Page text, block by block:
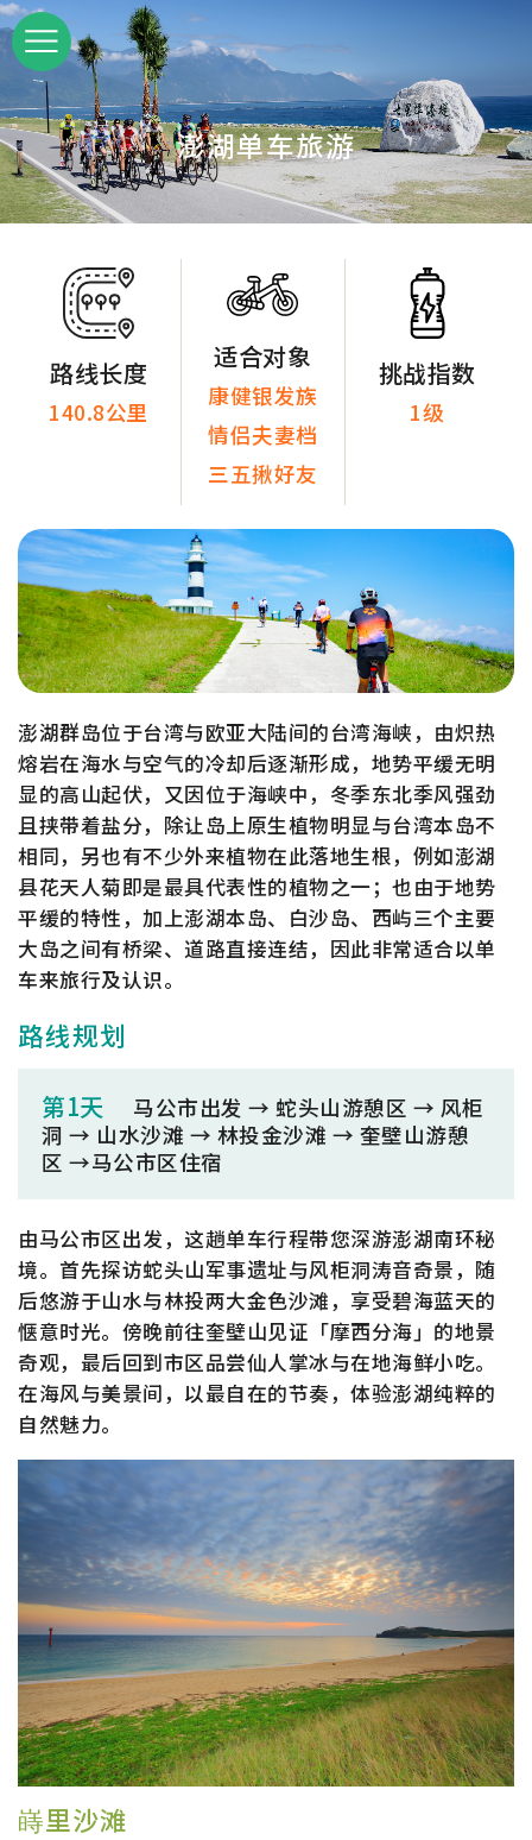
澎湖单车旅游
路线长度
140.8公里
适合对象
康健银发族
情侣夫妻档
三五揪好友
挑战指数
1级
澎湖群岛位于台湾与欧亚大陆间的台湾海峡，由炽热
熔岩在海水与空气的冷却后逐渐形成，地势平缓无明
显的高山起伏，又因位于海峡中，冬季东北季风强劲
且挟带着盐分，除让岛上原生植物明显与台湾本岛不
相同，另也有不少外来植物在此落地生根，例如澎湖
县花天人菊即是最具代表性的植物之一；也由于地势
平缓的特性，加上澎湖本岛、白沙岛、西屿三个主要
大岛之间有桥梁、道路直接连结，因此非常适合以单
车来旅行及认识。
路线规划
第1天
马公市出发 → 蛇头山游憩区 → 风柜
洞 → 山水沙滩 → 林投金沙滩 → 奎壁山游憩
区 →马公市区住宿
由马公市区出发，这趟单车行程带您深游澎湖南环秘
境。首先探访蛇头山军事遗址与风柜洞涛音奇景，随
后悠游于山水与林投两大金色沙滩，享受碧海蓝天的
惬意时光。傍晚前往奎壁山见证「摩西分海」的地景
奇观，最后回到市区品尝仙人掌冰与在地海鲜小吃。
在海风与美景间，以最自在的节奏，体验澎湖纯粹的
自然魅力。
嵵里沙滩